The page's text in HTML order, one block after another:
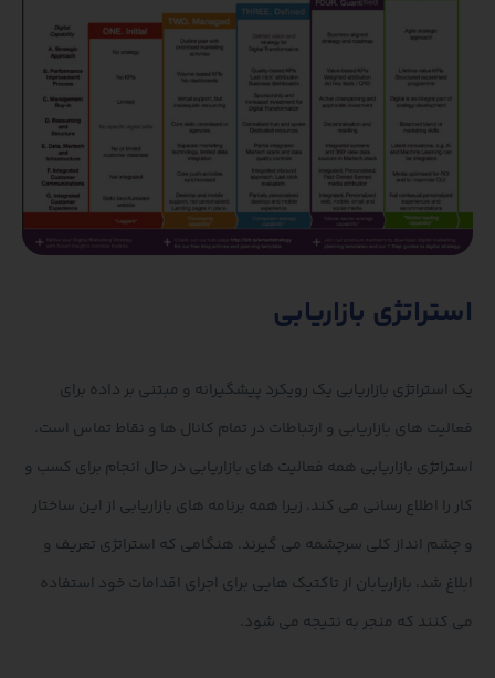
استراتژی بازاریابی
یک استراتژی بازاریابی یک رویکرد پیشگیرانه و مبتنی بر داده برای
فعالیت های بازاریابی و ارتباطات در تمام کانال ها و نقاط تماس است.
استراتژی بازاریابی همه فعالیت های بازاریابی در حال انجام برای کسب و
کار را اطلاع رسانی می کند، زیرا همه برنامه های بازاریابی از این ساختار
و چشم انداز کلی سرچشمه می گیرند. هنگامی که استراتژی تعریف و
ابلاغ شد، بازاریابان از تاکتیک هایی برای اجرای اقدامات خود استفاده
می کنند که منجر به نتیجه می شود.